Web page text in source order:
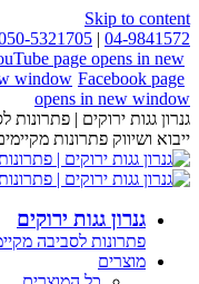
Skip to content
04-9841572
|
5321705
page opens in new
window Facebook page
opens in new window
גנרון גגות ירוקים |
ייבוא ושיווק פתרונות
גנרון גגות ירוקים
פתרונות לסביבה
מוצרים